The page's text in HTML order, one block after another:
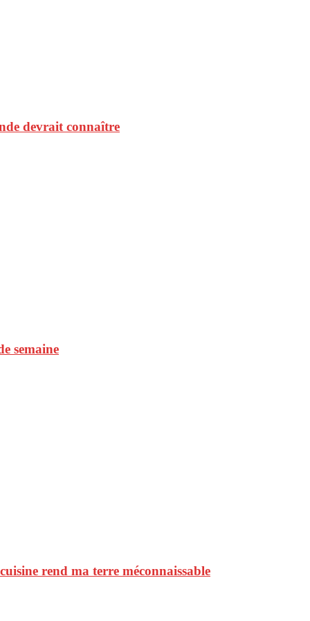
devrait connaître
semaine
rend ma terre méconnaissable